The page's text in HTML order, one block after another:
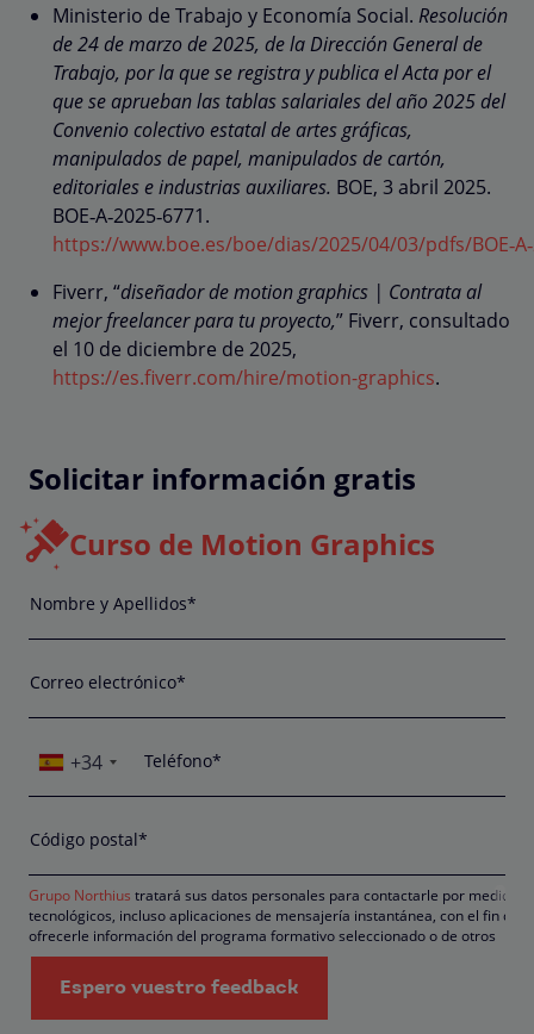
Ministerio de Trabajo y Economía Social. Resolución
de 24 de marzo de 2025, de la Dirección General de
Trabajo, por la que se registra y publica el Acta por el
que se aprueban las tablas salariales del año 2025 del
Convenio colectivo estatal de artes gráficas,
manipulados de papel, manipulados de cartón,
editoriales e industrias auxiliares. BOE, 3 abril 2025.
BOE‑A‑2025‑6771.
https://www.boe.es/boe/dias/2025/04/03/pdfs/
Fiverr, “diseñador de motion graphics | Contrata al
mejor freelancer para tu proyecto,” Fiverr, consultado
el 10 de diciembre de 2025,
https://es.fiverr.com/hire/motion-graphics.
Solicitar información gratis
Curso de Motion Graphics
Nombre y Apellidos*
Correo electrónico*
+34 Teléfono*
Código postal*
Grupo Northius tratará sus datos personales para contactarle por medios
tecnológicos, incluso aplicaciones de mensajería instantánea, con el fin de
ofrecerle información del programa formativo seleccionado o de otros
directamente relacionados con el interés manifestado y, en su caso, para
tramitar la contratación correspondiente. Compartiremos su solicitud con
las empresas que conforman elGrupo Northius
estas puedan hacerle llegar la mejor oferta de productos y servicios
Espero vuestro feedback